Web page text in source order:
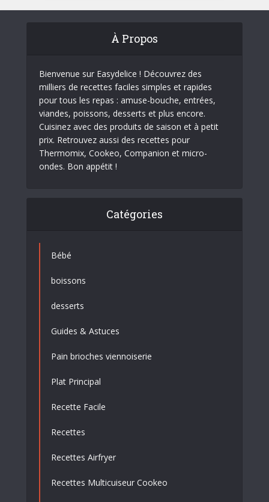
À Propos
Bienvenue sur Easydelice ! Découvrez des
milliers de recettes faciles simples et rapides
pour tous les repas : amuse-bouche, entrées,
viandes, poissons, desserts et plus encore.
Cuisinez avec des produits de saison et à petit
prix. Retrouvez aussi des recettes pour
Thermomix, Cookeo, Companion et micro-
ondes. Bon appétit !
Catégories
Bébé
boissons
desserts
Guides & Astuces
Pain brioches viennoiserie
Plat Principal
Recette Facile
Recettes
Recettes Airfryer
Recettes Multicuiseur Cookeo